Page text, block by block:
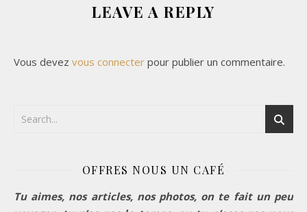
LEAVE A REPLY
Vous devez vous connecter pour publier un commentaire.
OFFRES NOUS UN CAFÉ
Tu aimes, nos articles, nos photos, on te fait un peu